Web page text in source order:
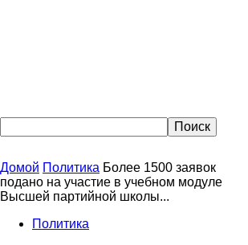
Домой Политика Более 1500 заявок
подано на участие в учебном модуле
Высшей партийной школы...
Политика